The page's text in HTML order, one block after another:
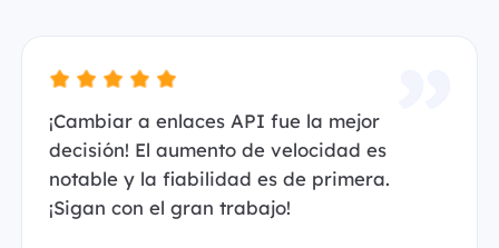
¡Cambiar a enlaces API fue la mejor
decisión! El aumento de velocidad es
notable y la fiabilidad es de primera.
¡Sigan con el gran trabajo!